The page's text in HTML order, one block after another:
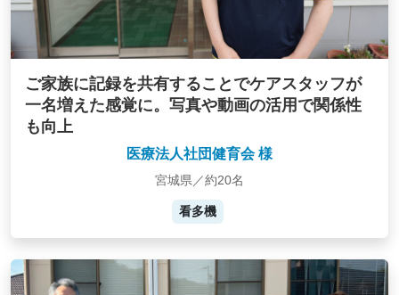
ご家族に記録を共有することでケアスタッフが
一名増えた感覚に。写真や動画の活用で関係性
も向上
医療法人社団健育会 様
宮城県／約20名
看多機